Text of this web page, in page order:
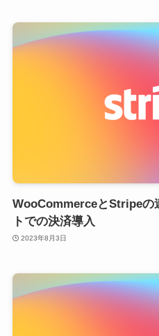
WooCommerceとStripeの
トでの決済導入
2023年8月3日